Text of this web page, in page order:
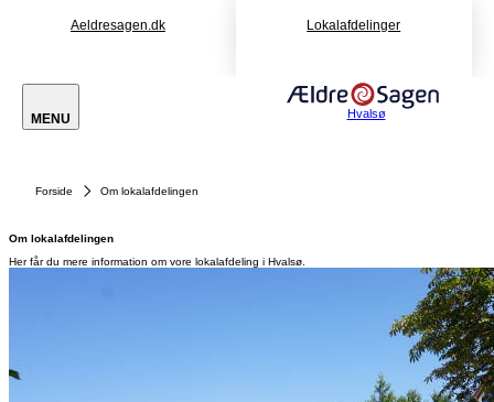
Aeldresagen.dk Lokalafdelinger
MENU Hvalsø
Forside Om lokalafdelingen
Om lokalafdelingen
Her får du mere information om vore lokalafdeling i Hvalsø.